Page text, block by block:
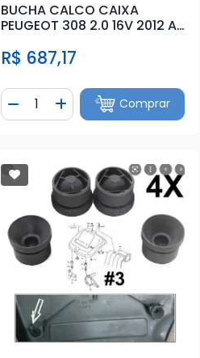
BUCHA CALCO CAIXA
PEUGEOT 308 2.0 16V 2012 A
R$ 687,17
Diminuir Quantidade
Quantidade
Adicionar Quantidade
Comprar